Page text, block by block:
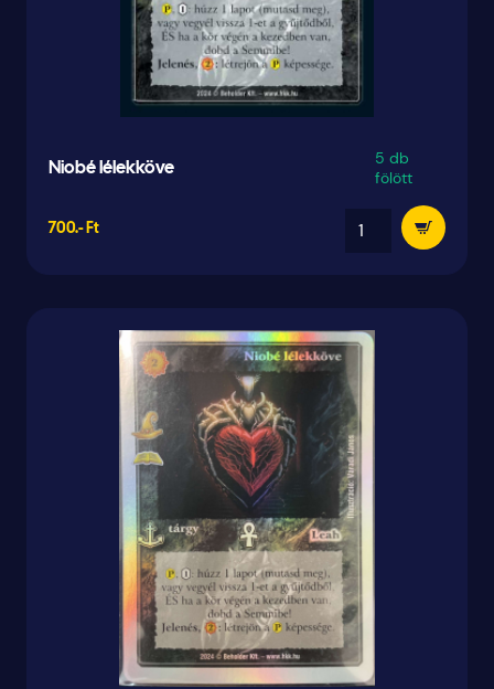
Niobé lélekköve
5 db
fölött
700.- Ft